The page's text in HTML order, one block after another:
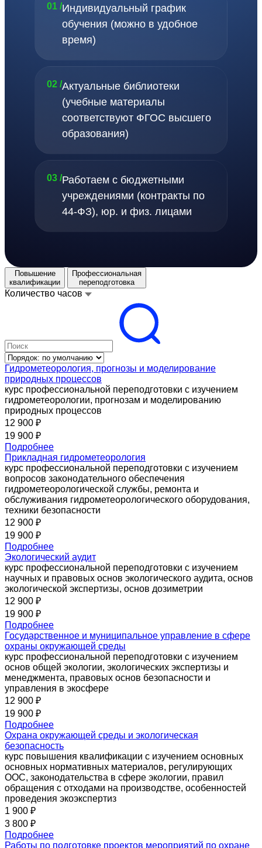
01 /Индивидуальный график
обучения (можно в удобное
время)
02 /Актуальные библиотеки
(учебные материалы
соответствуют ФГОС высшего
образования)
03 /Работаем с бюджетными
учреждениями (контракты по
44-ФЗ), юр. и физ. лицами
Повышение
квалификации
Профессиональная
переподготовка
Количество часов
Гидрометеорология, прогнозы и моделирование
природных процессов
курс профессиональной переподготовки с изучением
гидрометеорологии, прогнозам и моделированию
природных процессов
12 900 ₽
19 900 ₽
Подробнее
Прикладная гидрометеорология
курс профессиональной переподготовки с изучением
вопросов законодательного обеспечения
гидрометеорологической службы, ремонта и
обслуживания гидрометеорологического оборудования,
техники безопасности
12 900 ₽
19 900 ₽
Подробнее
Экологический аудит
курс профессиональной переподготовки с изучением
научных и правовых основ экологического аудита, основ
экологической экспертизы, основ дозиметрии
12 900 ₽
19 900 ₽
Подробнее
Государственное и муниципальное управление в сфере
охраны окружающей среды
курс профессиональной переподготовки с изучением
основ общей экологии, экологических экспертизы и
менеджмента, правовых основ безопасности и
управления в экосфере
12 900 ₽
19 900 ₽
Подробнее
Охрана окружающей среды и экологическая
безопасность
курс повышения квалификации с изучением основных
основных нормативных материалов, регулирующих
ООС, законодательства в сфере экологии, правил
обращения с отходами на производстве, особенностей
проведения экоэкспертиз
1 900 ₽
3 800 ₽
Подробнее
Работы по подготовке проектов мероприятий по охране